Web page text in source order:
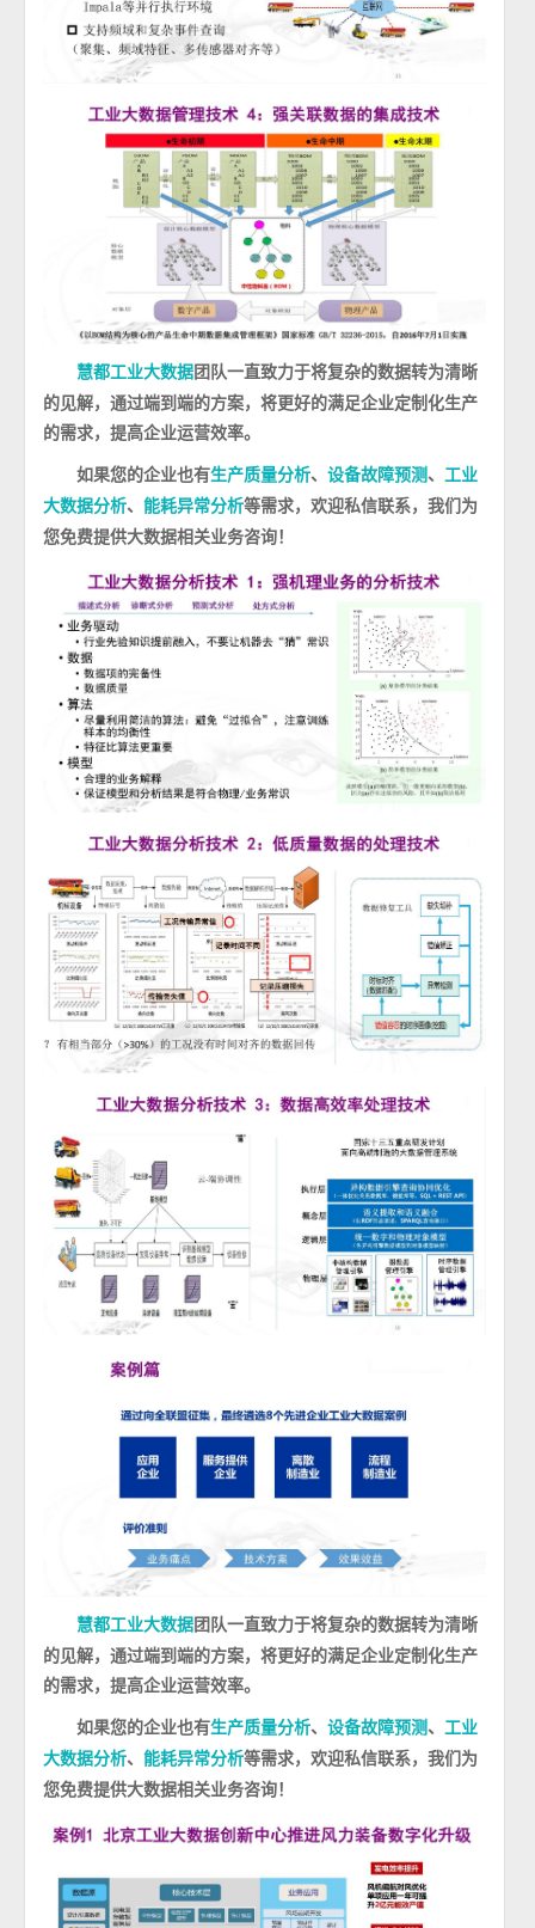
慧都工业大数据团队一直致力于将复杂的数据转为清晰
的见解，通过端到端的方案，将更好的满足企业定制化生产
的需求，提高企业运营效率。
如果您的企业也有生产质量分析、设备故障预测、工业
大数据分析、能耗异常分析等需求，欢迎私信联系，我们为
您免费提供大数据相关业务咨询！
慧都工业大数据团队一直致力于将复杂的数据转为清晰
的见解，通过端到端的方案，将更好的满足企业定制化生产
的需求，提高企业运营效率。
如果您的企业也有生产质量分析、设备故障预测、工业
大数据分析、能耗异常分析等需求，欢迎私信联系，我们为
您免费提供大数据相关业务咨询！